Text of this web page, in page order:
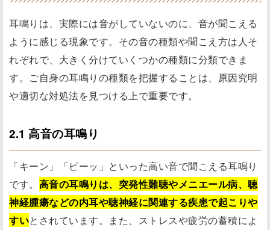
耳鳴りは、実際には音がしていないのに、音が聞こえる
ように感じる現象です。その音の種類や聞こえ方は人そ
れぞれで、大きく分けていくつかの種類に分類できま
す。ご自身の耳鳴りの種類を把握することは、原因究明
や適切な対処法を見つける上で重要です。
2.1 高音の耳鳴り
「キーン」「ピーッ」といった高い音で聞こえる耳鳴り
です。 高音の耳鳴りは、突発性難聴やメニエール病、聴
神経腫瘍などの内耳や聴神経に関連する疾患で起こりや
すいとされています。また、ストレスや疲労の蓄積によ